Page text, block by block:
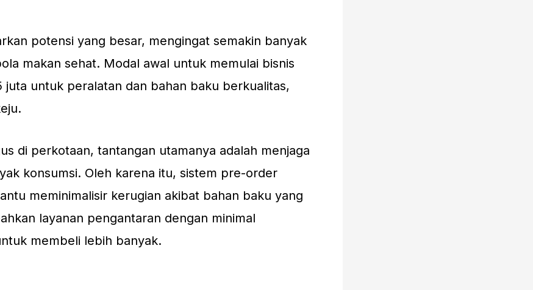
potensi yang besar, mengingat semakin banyak
makan sehat. Modal awal untuk memulai bisnis
juta untuk peralatan dan bahan baku berkualitas,
di perkotaan, tantangan utamanya adalah menjaga
konsumsi. Oleh karena itu, sistem pre-order
meminimalisir kerugian akibat bahan baku yang
layanan pengantaran dengan minimal
membeli lebih banyak.